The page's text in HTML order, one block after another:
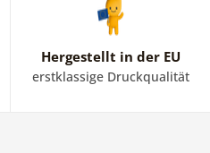
Hergestellt in der EU
erstklassige Druckqualität